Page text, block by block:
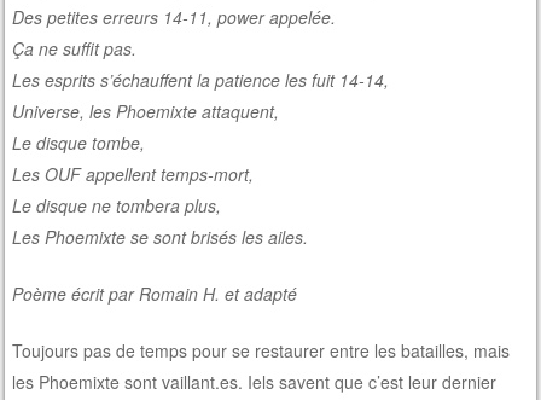
Des petites erreurs 14-11, power appelée.
Ça ne suffit pas.
Les esprits s’échauffent la patience les fuit 14-14,
Universe, les Phoemixte attaquent,
Le disque tombe,
Les OUF appellent temps-mort,
Le disque ne tombera plus,
Les Phoemixte se sont brisés les ailes.
Poème écrit par Romain H. et adapté
Toujours pas de temps pour se restaurer entre les batailles, mais
les Phoemixte sont vaillant.es. Iels savent que c’est leur dernier